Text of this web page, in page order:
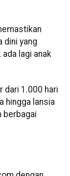
dini yang
lagi anak
dari 1.000 hari
hingga lansia
berbagai